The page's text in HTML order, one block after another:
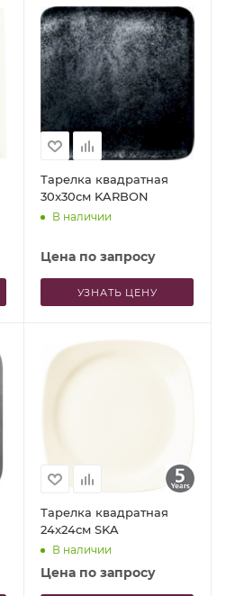
Тарелка квадратная
30x30см KARBON
В наличии
Цена по запросу
УЗНАТЬ ЦЕНУ
Тарелка квадратная
24x24см SKA
В наличии
Цена по запросу